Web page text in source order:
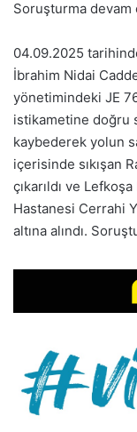
Soruşturma devam
04.09.2025
İbrahim Nidai
yönetimindeki JE
istikametine doğru
kaybederek yolun
içerisinde sıkışan
çıkarıldı ve
Hastanesi Cerrahi
altına alındı.